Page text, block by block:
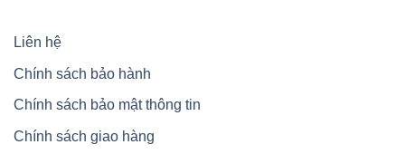
Liên hệ
Chính sách bảo hành
Chính sách bảo mật thông tin
Chính sách giao hàng